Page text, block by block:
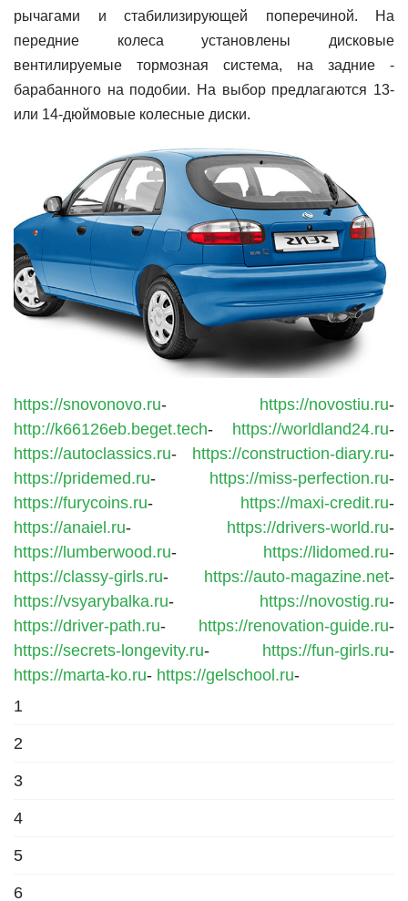
рычагами и стабилизирующей поперечиной. На
передние колеса установлены дисковые
вентилируемые тормозная система, на задние -
барабанного на подобии. На выбор предлагаются 13-
или 14-дюймовые колесные диски.
https://snovonovo.ru- https://novostiu.ru-
http://k66126eb.beget.tech- https://worldland24.ru-
https://autoclassics.ru- https://construction-diary.ru-
https://pridemed.ru- https://miss-perfection.ru-
https://furycoins.ru- https://maxi-credit.ru-
https://anaiel.ru- https://drivers-world.ru-
https://lumberwood.ru- https://lidomed.ru-
https://classy-girls.ru- https://auto-magazine.net-
https://vsyarybalka.ru- https://novostig.ru-
https://driver-path.ru- https://renovation-guide.ru-
https://secrets-longevity.ru- https://fun-girls.ru-
https://marta-ko.ru- https://gelschool.ru-
1
2
3
4
5
6